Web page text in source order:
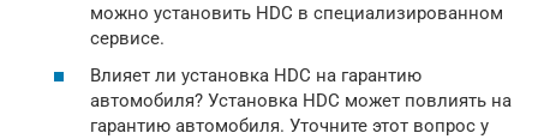
можно установить HDC в специализированном
сервисе.
Влияет ли установка HDC на гарантию
автомобиля? Установка HDC может повлиять на
гарантию автомобиля. Уточните этот вопрос у